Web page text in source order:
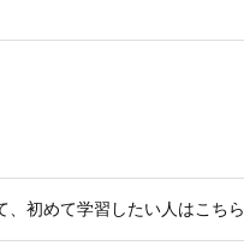
、初めて学習したい人はこちら